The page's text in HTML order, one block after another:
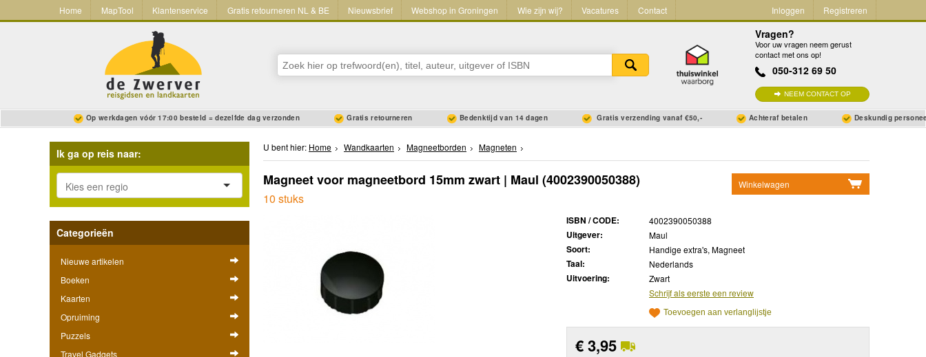
Home MapTool Klantenservice Gratis retourneren NL & BE Nieuwsbrief Webshop in Groningen Wie zijn wij? Vacatures Contact Inloggen Registreren
Vragen?
Voor uw vragen neem gerust
contact met ons op!
050-312 69 50
NEEM CONTACT OP
Op werkdagen vóór 17:00 besteld = dezelfde dag verzonden Gratis retourneren Bedenktijd van 14 dagen Gratis verzending vanaf €50,- Achteraf betalen Deskundig
Ik ga op reis naar:
Categorieën
Nieuwe artikelen
Boeken
Kaarten
Opruiming
Puzzels
Travel Gadgets
U bent hier: Home Wandkaarten Magneetborden Magneten
Winkelwagen
Magneet voor magneetbord 15mm zwart | Maul (4002390050388)
10 stuks
ISBN / CODE: 4002390050388
Uitgever: Maul
Soort: Handige extra's, Magneet
Taal: Nederlands
Uitvoering:
Zwart
Schrijf als eerste een review
Toevoegen aan verlanglijstje
€3,95